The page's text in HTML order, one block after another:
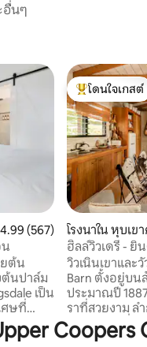
อื่นๆ
แนนเฉลี่ย 4.99 จาก 5, 567
4.99 (567)
ยต้น
ต้นปาล์ม
เป็น
ศษที่
ชายหาด
รอนเบย์
โดนใจเกสต์ที่
โดนใจเกสต์
โรงนาใน หุบเข
ฮิลล์วิวเดรี่ -
วัวไฮแลนด์
วิวเนินเขาและ
Barn ตั้งอยู่บน
ประมาณปี
ราที่สวยงาม ล
ของหุบเขาที่เป็น
รายวันและ 🐴 ใ
Coopers